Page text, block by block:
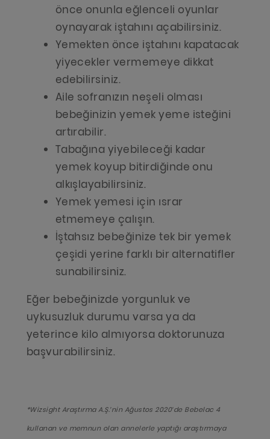
önce onunla eğlenceli oyunlar
oynayarak iştahını açabilirsiniz.
Yemekten önce iştahını kapatacak
yiyecekler vermemeye dikkat
edebilirsiniz.
Aile sofranızın neşeli olması
bebeğinizin yemek yeme isteğini
artırabilir.
Tabağına yiyebileceği kadar
yemek koyup bitirdiğinde onu
alkışlayabilirsiniz.
Yemek yemesi için ısrar
etmemeye çalışın.
İştahsız bebeğinize tek bir yemek
çeşidi yerine farklı bir alternatifler
sunabilirsiniz.
Eğer bebeğinizde yorgunluk ve
uykusuzluk durumu varsa ya da
yeterince kilo almıyorsa doktorunuza
başvurabilirsiniz.
*Wizsight Araştırma A.Ş.’nin Ağustos 2020’de Bebelac 4
kullanan ve memnun olan annelerle yaptığı araştırmaya